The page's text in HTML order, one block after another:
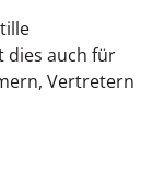
dies auch für
Vertretern